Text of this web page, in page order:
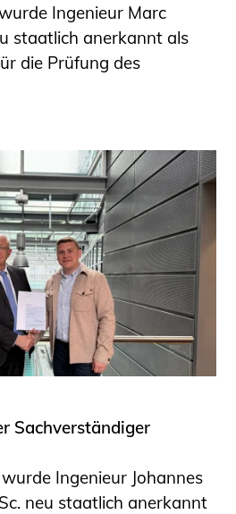
Ingenieur Marc
staatlich anerkannt als
die Prüfung des
Sachverständiger
Ingenieur Johannes
neu staatlich anerkannt